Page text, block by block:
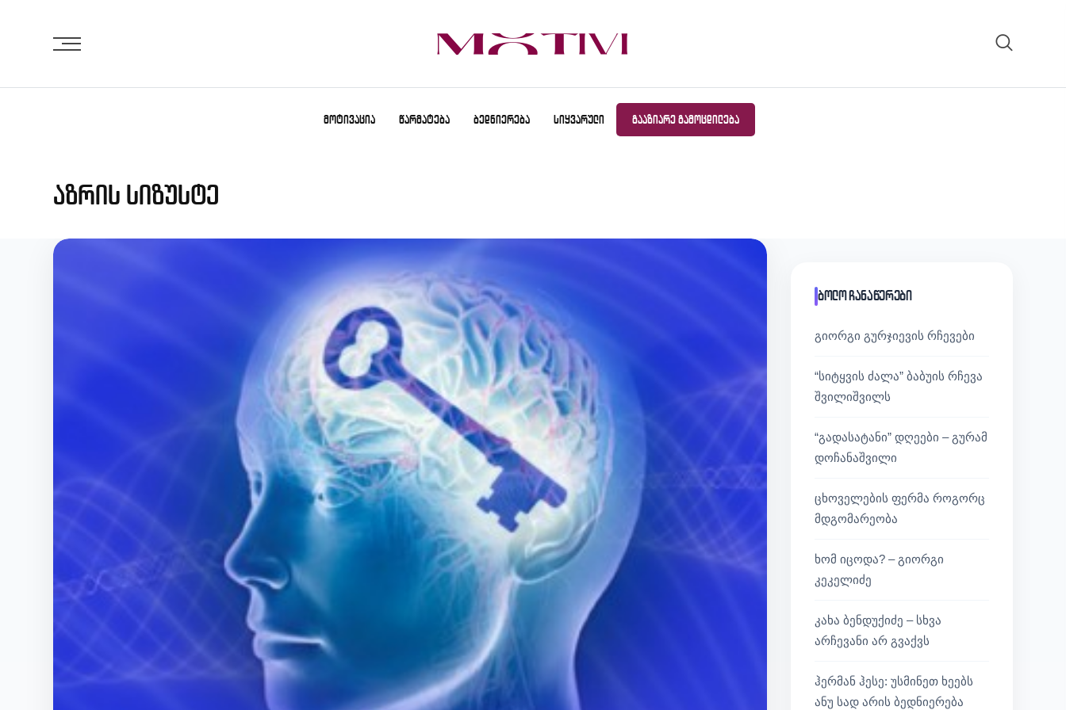
ᲛᲝᲢᲘᲕᲐᲪᲘᲐ ᲬᲐᲠᲛᲐᲢᲔᲑᲐ ᲑᲔᲓᲜᲘᲔᲠᲔᲑᲐ ᲡᲘᲧᲕᲐᲠᲣᲚᲘ ᲒᲐᲐᲖᲘᲐᲠᲔ ᲒᲐᲛᲝᲪᲓᲘᲚᲔᲑᲐ
აზრის სიზუსტე
ბოლო ჩანაწერები
გიორგი გურჯიევის რჩევები
“სიტყვის ძალა” ბაბუის რჩევა
შვილიშვილს
“გადასატანი” დღეები – გურამ
დოჩანაშვილი
ცხოველების ფერმა როგორც
მდგომარეობა
ხომ იცოდა? – გიორგი
კეკელიძე
კახა ბენდუქიძე – სხვა
არჩევანი არ გვაქვს
ჰერმან ჰესე: უსმინეთ ხეებს
ანუ სად არის ბედნიერება